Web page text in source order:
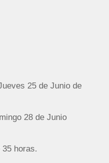
25 de Junio de
28 de Junio
horas.